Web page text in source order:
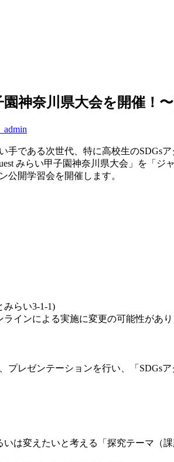
園神奈川県大会を開催！
手である次世代、特に高校生の
みらい甲子園神奈川県大会」を「ジ
公開学習会を開催します。
らい3-1-1)
インによる実施に変更の可能性があり
レゼンテーションを行い、「SDGs
は変えたいと考える「探究テーマ（